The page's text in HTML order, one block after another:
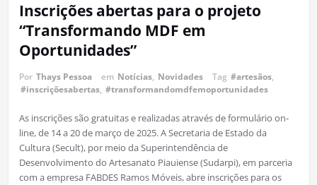
Inscrições abertas para o projeto
“Transformando MDF em
Oportunidades”
Por Thays Pessoa em Notícias, Novidades Tag #artesãos,
#inscriçõesabertas, #transformandomdfemoportunidades
As inscrições são gratuitas e realizadas através de formulário on-
line, de 14 a 20 de março de 2025. A Secretaria de Estado da
Cultura (Secult), por meio da Superintendência de
Desenvolvimento do Artesanato Piauiense (Sudarpi), em parceria
com a empresa FABDES Ramos Móveis, abre inscrições para os